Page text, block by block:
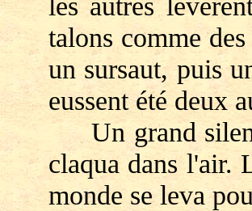
talons comme
un sursaut, puis
eussent été deux
Un grand
claqua dans l'air.
monde se leva